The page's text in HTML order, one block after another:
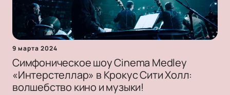
9 марта 2024
Симфоническое шоу Cinema Medley
«Интерстеллар» в Крокус Сити Холл:
волшебство кино и музыки!